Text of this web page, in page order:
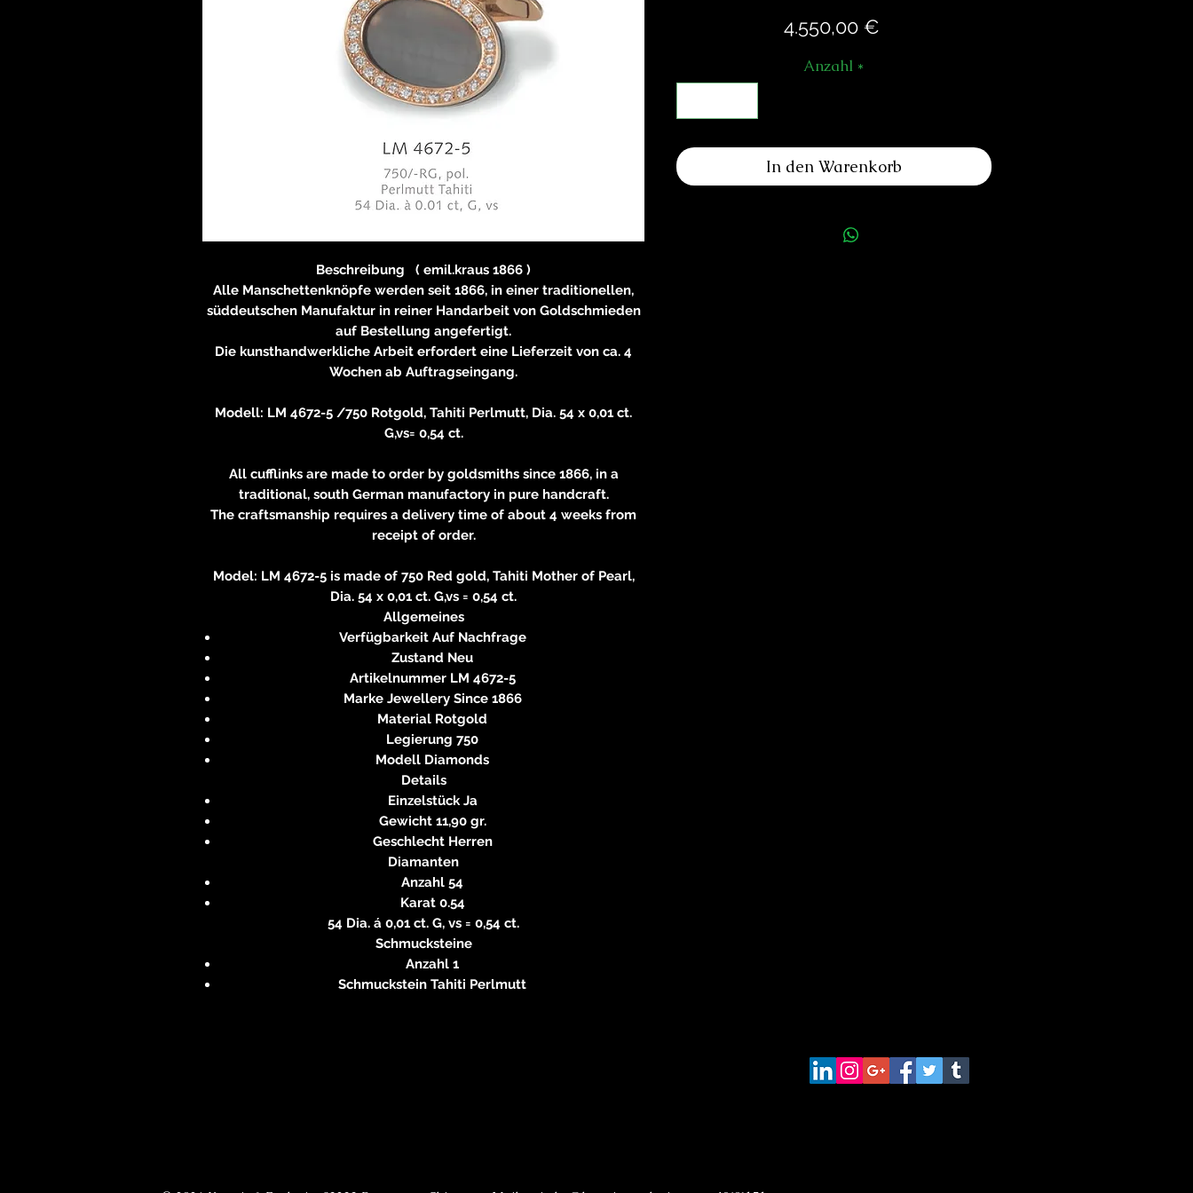
Beschreibung ( emil.kraus 1866 )
Alle Manschettenknöpfe werden seit 1866, in einer traditionellen,
süddeutschen Manufaktur in reiner Handarbeit von Goldschmieden
auf Bestellung angefertigt.
Die kunsthandwerkliche Arbeit erfordert eine Lieferzeit von ca. 4
Wochen ab Auftragseingang.
Modell: LM 4672-5 /750 Rotgold, Tahiti Perlmutt, Dia. 54 x 0,01 ct.
G,vs= 0,54 ct.
All cufflinks are made to order by goldsmiths since 1866, in a
traditional, south German manufactory in pure handcraft.
The craftsmanship requires a delivery time of about 4 weeks from
receipt of order.
Model: LM 4672-5 is made of 750 Red gold, Tahiti Mother of Pearl,
Dia. 54 x 0,01 ct. G,vs = 0,54 ct.
Allgemeines
Verfügbarkeit Auf Nachfrage
Zustand Neu
Artikelnummer LM 4672-5
Marke Jewellery Since 1866
Material Rotgold
Legierung 750
Modell Diamonds
Details
Einzelstück Ja
Gewicht 11,90 gr.
Geschlecht Herren
Diamanten
Anzahl 54
Karat 0.54
54 Dia. á 0,01 ct. G, vs = 0,54 ct.
Schmucksteine
Anzahl 1
Schmuckstein Tahiti Perlmutt
4.550,00 €
Anzahl *
In den Warenkorb